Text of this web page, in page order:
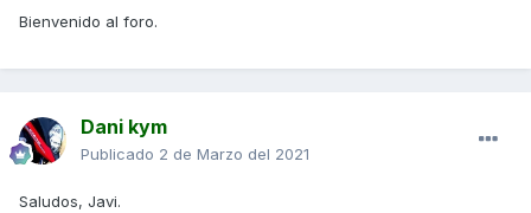
Bienvenido al foro.
Dani kym
Publicado 2 de Marzo del 2021
Saludos, Javi.